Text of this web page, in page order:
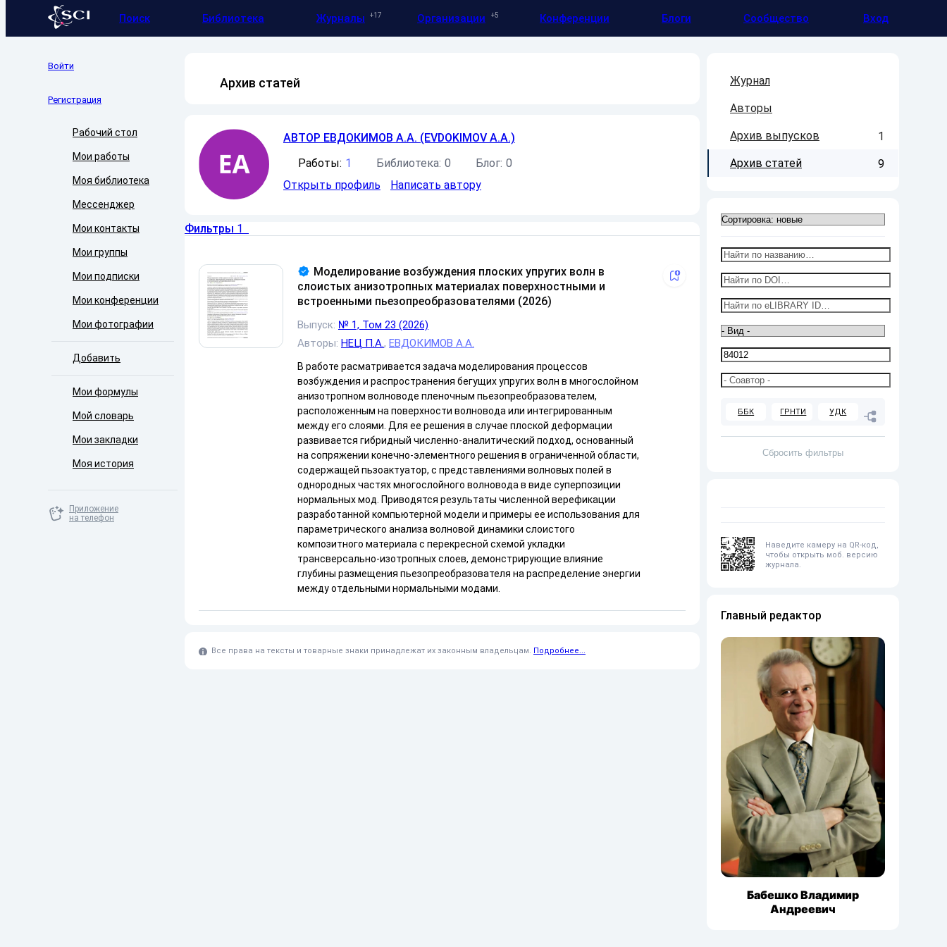
Поиск Библиотека Журналы 17 Организации 5 Конференции Блоги Сообщество Вход
Войти
Регистрация
Рабочий стол
Мои работы
Моя библиотека
Мессенджер
Мои контакты
Мои группы
Мои подписки
Мои конференции
Мои фотографии
Добавить
Мои формулы
Мой словарь
Мои закладки
Моя история
Приложение
на телефон
Архив статей
АВТОР ЕВДОКИМОВ А.А. (EVDOKIMOV A.A.)
Работы: 1 Библиотека: 0 Блог: 0
Открыть профиль
Написать автору
Фильтры 1
Моделирование возбуждения плоских упругих волн в
слоистых анизотропных материалах поверхностными и
встроенными пьезопреобразователями (2026)
Выпуск: № 1, Том 23 (2026)
Авторы: НЕЦ П.А., ЕВДОКИМОВ А.А.
В работе расматривается задача моделирования процессов
возбуждения и распространения бегущих упругих волн в многослойном
анизотропном волноводе пленочным пьезопреобразователем,
расположенным на поверхности волновода или интегрированным
между его слоями. Для ее решения в случае плоской деформации
развивается гибридный численно-аналитический подход, основанный
на сопряжении конечно-элементного решения в ограниченной области,
содержащей пьзоактуатор, с представлениями волновых полей в
однородных частях многослойного волновода в виде суперпозиции
нормальных мод. Приводятся результаты численной верефикации
разработанной компьютерной модели и примеры ее использования для
параметрического анализа волновой динамики слоистого
композитного материала с перекресной схемой укладки
трансверсально-изотропных слоев, демонстрирующие влияние
глубины размещения пьезопреобразователя на распределение энергии
между отдельными нормальными модами.
Все права на тексты и товарные знаки принадлежат их законным владельцам. Подробнее...
Журнал
Авторы
Архив выпусков 1
Архив статей 9
ББК ГРНТИ УДК
3
Наведите камеру на QR-код,
чтобы открыть моб. версию
журнала.
Главный редактор
Бабешко Владимир
Андреевич